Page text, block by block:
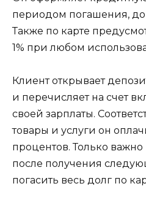
периодом погашения,
Также по карте
1% при любом
Клиент открывает
и перечисляет на счет
своей зарплаты.
товары и услуги он
процентов. Только
после получения
погасить весь долг по